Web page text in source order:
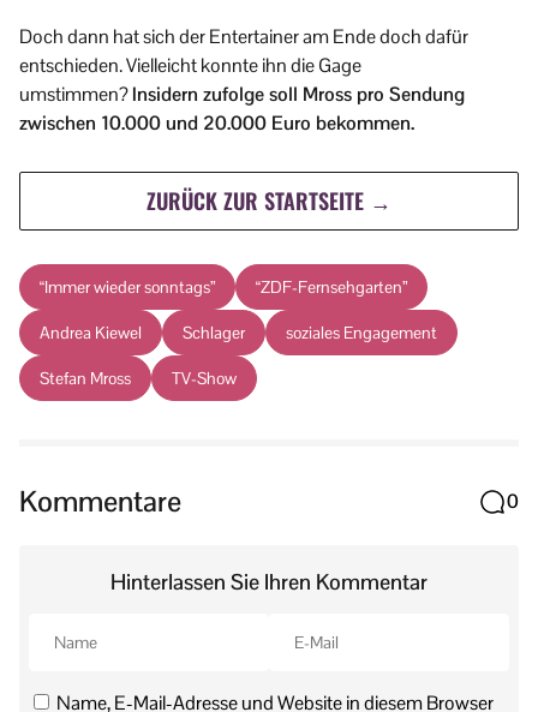
Doch dann hat sich der Entertainer am Ende doch dafür
entschieden. Vielleicht konnte ihn die Gage
umstimmen?Insidern zufolge soll Mross pro Sendung
zwischen 10.000 und 20.000 Euro bekommen.
ZURÜCK ZUR STARTSEITE →
“Immer wieder sonntags” “ZDF-Fernsehgarten”
Andrea Kiewel Schlager soziales Engagement
Stefan Mross TV-Show
Kommentare 0
Hinterlassen Sie Ihren Kommentar
Name, E-Mail-Adresse und Website in diesem Browser